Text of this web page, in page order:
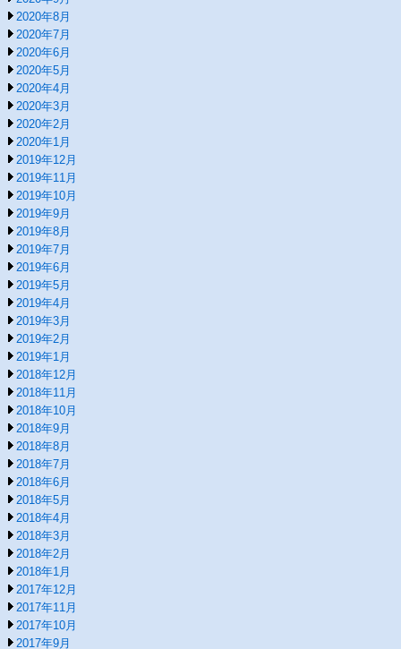
2020年8月
2020年7月
2020年6月
2020年5月
2020年4月
2020年3月
2020年2月
2020年1月
2019年12月
2019年11月
2019年10月
2019年9月
2019年8月
2019年7月
2019年6月
2019年5月
2019年4月
2019年3月
2019年2月
2019年1月
2018年12月
2018年11月
2018年10月
2018年9月
2018年8月
2018年7月
2018年6月
2018年5月
2018年4月
2018年3月
2018年2月
2018年1月
2017年12月
2017年11月
2017年10月
2017年9月